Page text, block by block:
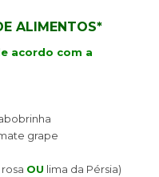
ALIMENTOS*
acordo com a
grape
rosa OU lima da Pérsia)